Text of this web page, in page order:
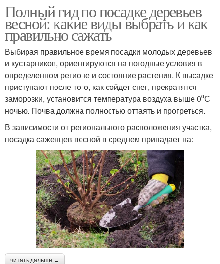
Полный гид по посадке деревьев
весной: какие виды выбрать и как
правильно сажать
Выбирая правильное время посадки молодых деревьев
и кустарников, ориентируются на погодные условия в
определенном регионе и состояние растения. К высадке
приступают после того, как сойдет снег, прекратятся
заморозки, установится температура воздуха выше 0⁰С
ночью. Почва должна полностью оттаять и прогреться.
В зависимости от регионального расположения участка,
посадка саженцев весной в среднем припадает на:
читать дальше →